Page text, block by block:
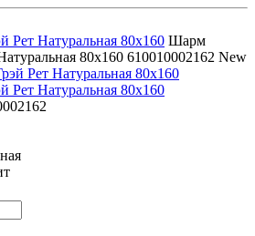
Натуральная 80x160 Шарм
80x160 610010002162 New
Натуральная 80x160